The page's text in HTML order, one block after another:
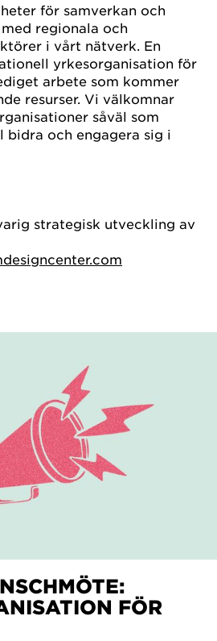
för samverkan och
regionala och
i vårt nätverk. En
yrkesorganisation för
arbete som kommer
resurser. Vi välkomnar
såväl som
bidra och engagera sig i
strategisk utveckling av
FÖR